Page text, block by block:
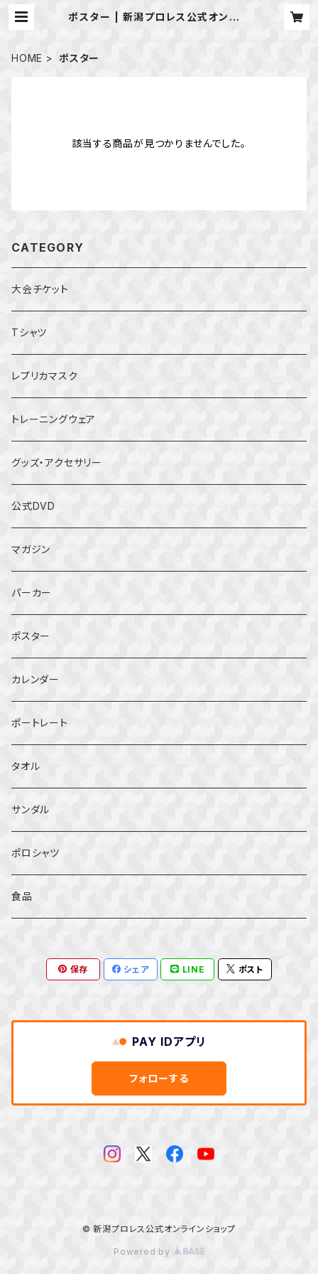
ポスター | 新潟プロレス公式オンライ
HOME ポスター
該当する商品が見つかりませんでした。
CATEGORY
大会チケット
Tシャツ
レプリカマスク
トレーニングウェア
グッズ・アクセサリー
公式DVD
マガジン
パーカー
ポスター
カレンダー
ポートレート
タオル
サンダル
ポロシャツ
食品
保存 シェア LINE ポスト
PAY IDアプリ
フォローする
© 新潟プロレス公式オンラインショップ
Powered by